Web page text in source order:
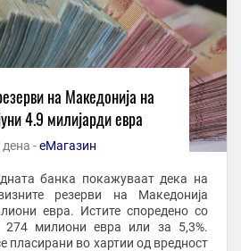
на Македонија на
4.9 милијарди евра
дена -еМагазин
банка покажуваат дека на
резерви на Македонија
евра. Истите споредено со
274 милиони евра или за 5,3%.
пласирани во хартии од вредност